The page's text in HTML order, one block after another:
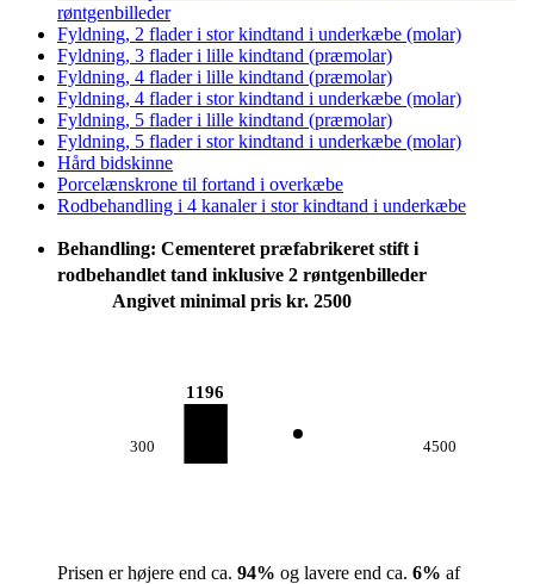
røntgenbilleder
Fyldning, 2 flader i stor kindtand i underkæbe (molar)
Fyldning, 3 flader i lille kindtand (præmolar)
Fyldning, 4 flader i lille kindtand (præmolar)
Fyldning, 4 flader i stor kindtand i underkæbe (molar)
Fyldning, 5 flader i lille kindtand (præmolar)
Fyldning, 5 flader i stor kindtand i underkæbe (molar)
Hård bidskinne
Porcelænskrone til fortand i overkæbe
Rodbehandling i 4 kanaler i stor kindtand i underkæbe
Behandling: Cementeret præfabrikeret stift i
rodbehandlet tand inklusive 2 røntgenbilleder
Angivet minimal pris kr. 2500
300
1196
4500
Prisen er højere end ca. 94% og lavere end ca. 6% af